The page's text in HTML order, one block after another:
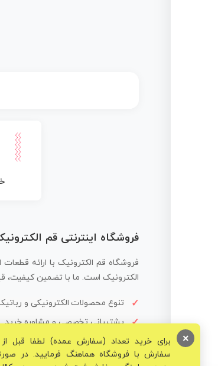
فروشگاه اینترنتی قم
فروشگاه قم الکترونیک با ارائه
الکترونیک است. ما با تضمین کیفیت،
تنوع محصولات الکترونیکی و
پشتیبانی تخصصی و مشاوره خرید
برای خرید تعداد (سفارش عمده) لطفا قبل
سفارش با فروشگاه هماهنگ فرمایید. در
×